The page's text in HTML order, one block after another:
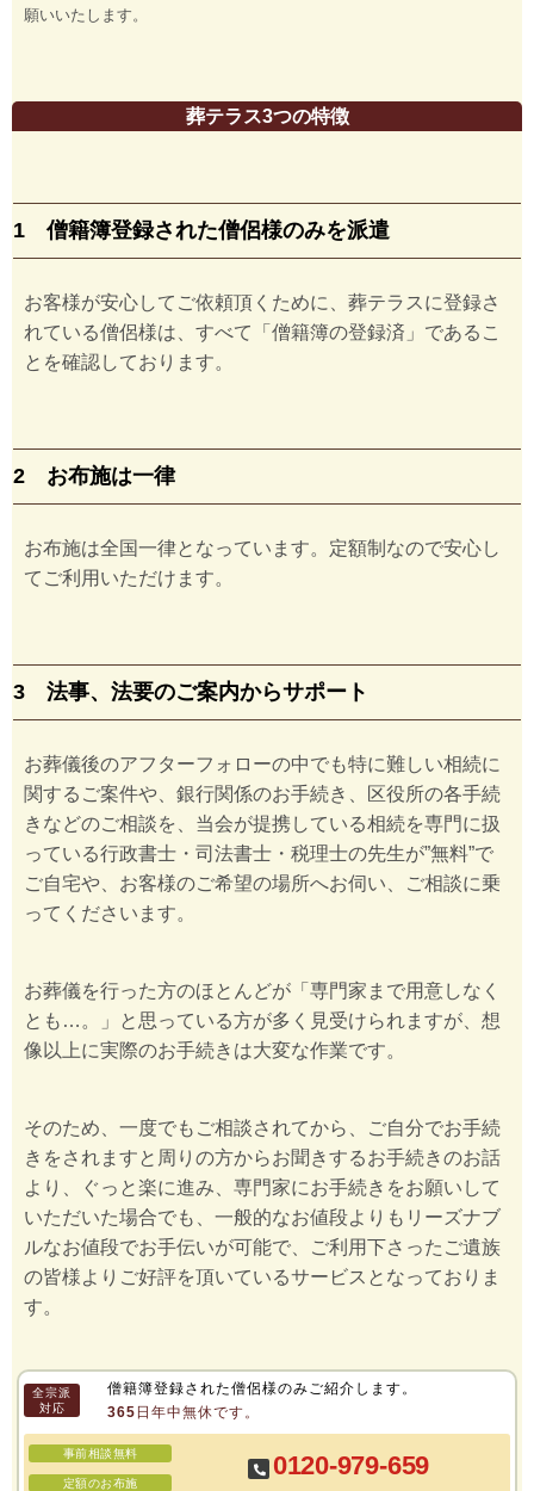
願いいたします。
葬テラス3つの特徴
1 僧籍簿登録された僧侶様のみを派遣
お客様が安心してご依頼頂くために、葬テラスに登録さ
れている僧侶様は、すべて「僧籍簿の登録済」であるこ
とを確認しております。
2 お布施は一律
お布施は全国一律となっています。定額制なので安心し
てご利用いただけます。
3 法事、法要のご案内からサポート
お葬儀後のアフターフォローの中でも特に難しい相続に
関するご案件や、銀行関係のお手続き、区役所の各手続
きなどのご相談を、当会が提携している相続を専門に扱
っている行政書士・司法書士・税理士の先生が”無料”で
ご自宅や、お客様のご希望の場所へお伺い、ご相談に乗
ってくださいます。
お葬儀を行った方のほとんどが「専門家まで用意しなく
とも…。」と思っている方が多く見受けられますが、想
像以上に実際のお手続きは大変な作業です。
そのため、一度でもご相談されてから、ご自分でお手続
きをされますと周りの方からお聞きするお手続きのお話
より、ぐっと楽に進み、専門家にお手続きをお願いして
いただいた場合でも、一般的なお値段よりもリーズナブ
ルなお値段でお手伝いが可能で、ご利用下さったご遺族
の皆様よりご好評を頂いているサービスとなっておりま
す。
全宗派
対応
僧籍簿登録された僧侶様のみご紹介します。
365日年中無休です。
事前相談無料
定額のお布施
0120-979-659